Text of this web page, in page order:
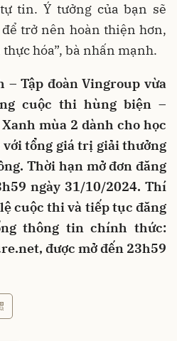
tin. Ý tưởng của bạn sẽ
trở nên hoàn thiện hơn,
hóa”, bà nhấn mạnh.
– Tập đoàn Vingroup vừa
cuộc thi hùng biện –
mùa 2 dành cho học
tổng giá trị giải thưởng
Thời hạn mở đơn đăng
ngày 31/10/2024. Thí
cuộc thi và tiếp tục đăng
thông tin chính thức:
được mở đến 23h59